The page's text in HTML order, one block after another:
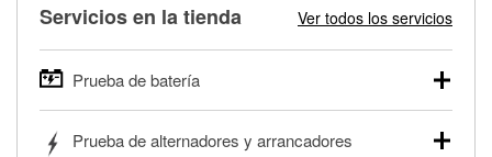
Servicios en la tienda Ver todos los servicios
Prueba de batería
autos, camionetas, SUVs, vehículos comerciales y
Prueba de alternadores y arrancadores